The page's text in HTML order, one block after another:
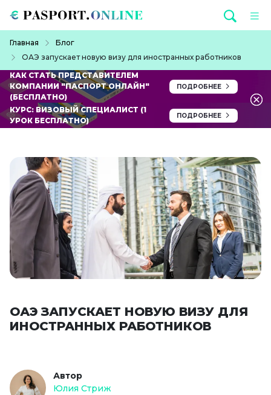
Главная
Блог
ОАЭ запускает новую визу для иностранных работников
КАК СТАТЬ ПРЕДСТАВИТЕЛЕМ
КОМПАНИИ "ПАСПОРТ ОНЛАЙН"
(БЕСПЛАТНО)
ПОДРОБНЕЕ
КУРС: ВИЗОВЫЙ СПЕЦИАЛИСТ (1
УРОК БЕСПЛАТНО)
ПОДРОБНЕЕ
ОАЭ ЗАПУСКАЕТ НОВУЮ ВИЗУ ДЛЯ
ИНОСТРАННЫХ РАБОТНИКОВ
Автор
Юлия Стриж